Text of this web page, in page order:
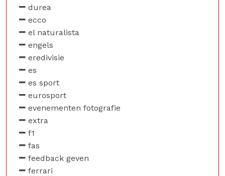
durea
ecco
el naturalista
engels
eredivisie
es
es sport
eurosport
evenementen fotografie
extra
f1
fas
feedback geven
ferrari